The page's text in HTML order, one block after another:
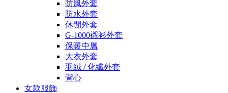
防風外套
防水外套
休閒外套
G-1000襯衫外套
保暖中層
大衣外套
羽絨 / 化纖外套
背心
女款服飾